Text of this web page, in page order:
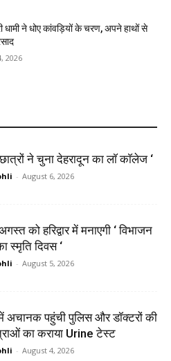
धामी ने धोए कांवड़ियों के चरण, अपने हाथों से
2026
ने चुना देहरादून का लाॅ काॅलेज ‘
- August 6, 2026
को हरिद्वार में मनाएगी ‘ विभाजन
स्मृति दिवस ‘
- August 5, 2026
पहुंची पुलिस और डॉक्टरों की
का कराया Urine टेस्ट
- August 4, 2026